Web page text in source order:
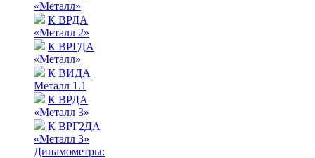
«Металл»
К ВРДА
«Металл 2»
К ВРГДА
«Металл»
К ВИДА
Металл 1.1
К ВРДА
«Металл 3»
К ВРГ2ДА
«Металл 3»
Динамометры: